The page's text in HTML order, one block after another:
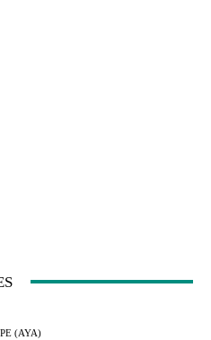
(AYA)